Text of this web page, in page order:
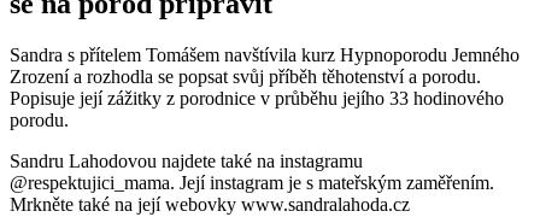
Sandra s přítelem Tomášem navštívila kurz Hypnoporodu Jemného
Zrození a rozhodla se popsat svůj příběh těhotenství a porodu.
Popisuje její zážitky z porodnice v průběhu jejího 33 hodinového
porodu.
Sandru Lahodovou najdete také na instagramu
@respektujici_mama. Její instagram je s mateřským zaměřením.
Mrkněte také na její webovky www.sandralahoda.cz